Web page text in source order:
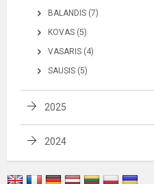
BALANDIS (7)
KOVAS (5)
VASARIS (4)
SAUSIS (5)
2025
2024